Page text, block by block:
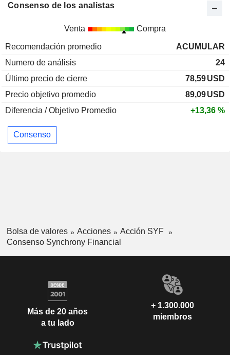
Consenso de los analistas
Venta Compra
Recomendación promedio
ACUMULAR
Numero de análisis
24
Último precio de cierre
78,59USD
Precio objetivo promedio
89,09USD
Diferencia / Objetivo Promedio
+13,36 %
Consenso
Bolsa de valores Acciones
Acción SYF
Consenso Synchrony Financial
Más de 20 años
a tu lado
+ 1.300.000
miembros